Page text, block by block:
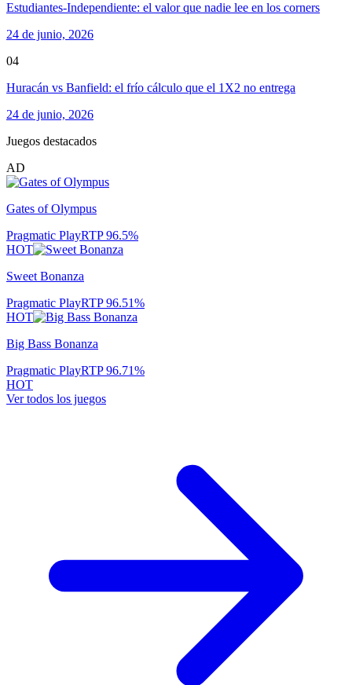
Estudiantes-Independiente: el valor que nadie lee en los corners
24 de junio, 2026
04
Huracán vs Banfield: el frío cálculo que el 1X2 no entrega
24 de junio, 2026
Juegos destacados
AD
Gates of Olympus
Pragmatic PlayRTP96.5%
HOT
Sweet Bonanza
Pragmatic PlayRTP96.51%
HOT
Big Bass Bonanza
Pragmatic PlayRTP96.71%
HOT
Ver todos los juegos